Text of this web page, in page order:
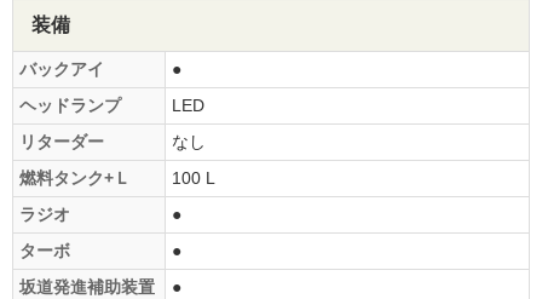
装備
バックアイ
●
ヘッドランプ
LED
リターダー
なし
燃料タンク+Ｌ
100 L
ラジオ
●
ターボ
●
坂道発進補助装置
●